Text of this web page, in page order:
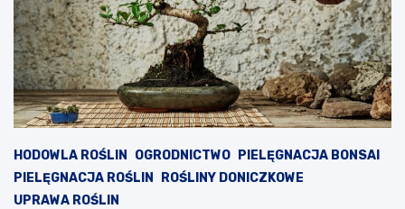
HODOWLA ROŚLIN OGRODNICTWO
PIELĘGNACJA BONSAI
PIELĘGNACJA ROŚLIN
ROŚLINY DONICZKOWE
UPRAWA ROŚLIN